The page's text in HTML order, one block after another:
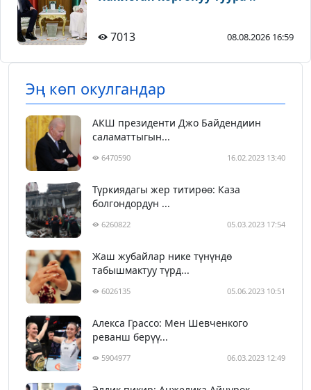
7013 08.08.2026 16:59
Эң көп окулгандар
АКШ президенти Джо Байдендиин
саламаттыгын...
6470590 16.02.2023 13:40
Түркиядагы жер титирөө: Каза
болгондордун ...
6260822 05.03.2023 17:54
Жаш жубайлар нике түнүндө
табышмактуу түрд...
6026135 05.06.2023 10:51
Алекса Грассо: Мен Шевченкого
реванш берүү...
5904977 06.03.2023 12:49